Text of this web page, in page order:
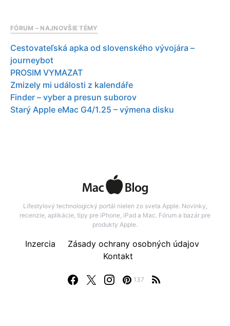
FÓRUM – NAJNOVŠIE TÉMY
Cestovateľská apka od slovenského vývojára –
journeybot
PROSIM VYMAZAT
Zmizely mi události z kalendáře
Finder – vyber a presun suborov
Starý Apple eMac G4/1.25 – výmena disku
Lifestylový technologický portál nielen zo sveta Apple. Novinky,
recenzie, aplikácie, tipy pre iPhone, iPad a Mac. Fórum a bazár pre
produkty Apple.
137
Inzercia
Zásady ochrany osobných údajov
Kontakt